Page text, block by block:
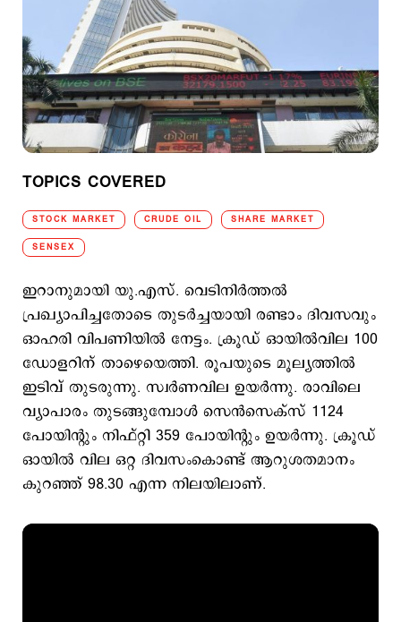
TOPICS COVERED
STOCK MARKET CRUDE OIL SHARE MARKET
SENSEX
ഇറാനുമായി യു.എസ്. വെടിനിര്‍ത്തല്‍
പ്രഖ്യാപിച്ചതോടെ തുടര്‍ച്ചയായി രണ്ടാം ദിവസവും
ഓഹരി വിപണിയില്‍ നേട്ടം. ക്രൂഡ് ഓയില്‍വില 100
ഡോളറിന് താഴെയെത്തി. രൂപയുടെ മൂല്യത്തില്‍
ഇടിവ് തുടരുന്നു. സ്വര്‍ണവില ഉയര്‍ന്നു. രാവിലെ
വ്യാപാരം തുടങ്ങുമ്പോള്‍ സെന്‍സെക്സ് 1124
പോയിന്‍റും നിഫ്റ്റി 359 പോയിന്‍റും ഉയര്‍ന്നു. ക്രൂഡ്
ഓയില്‍ വില ഒറ്റ ദിവസംകൊണ്ട് ആറുശതമാനം
കുറഞ്ഞ് 98.30 എന്ന നിലയിലാണ്.